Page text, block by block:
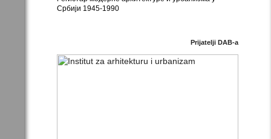
Србији 1945-1990
Prijatelji DAB-a